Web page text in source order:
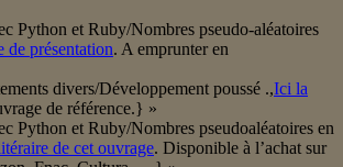
Python et Ruby/Nombres pseudo-aléatoires
de présentation. A emprunter en
divers/Développement poussé .,Ici la
de référence.} »
Python et Ruby/Nombres pseudoaléatoires en
de cet ouvrage. Disponible à l’achat sur